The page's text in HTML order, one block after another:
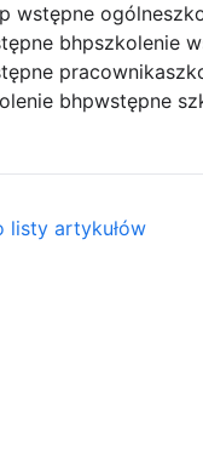
wstępne ogólne
bhpszkolenie
pracownika
bhpwstępne
artykułów